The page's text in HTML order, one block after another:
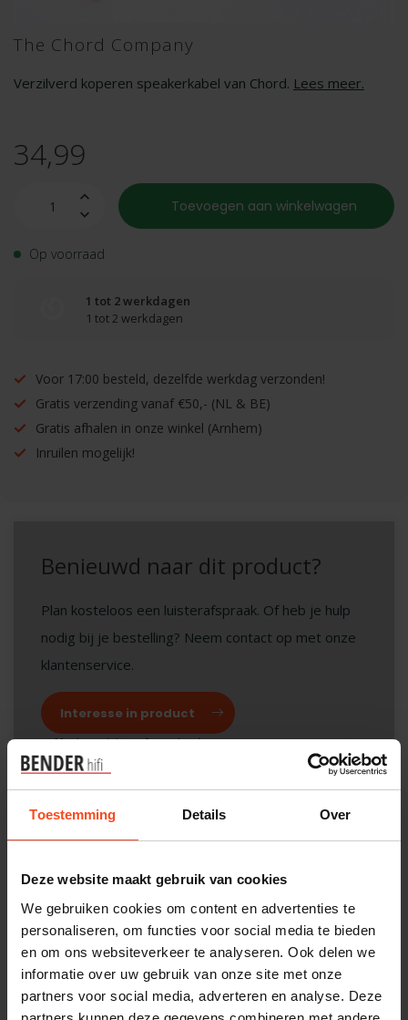
Toestemming Details Over
Deze website maakt gebruik van cookies
We gebruiken cookies om content en advertenties te
personaliseren, om functies voor social media te bieden
en om ons websiteverkeer te analyseren. Ook delen we
informatie over uw gebruik van onze site met onze
partners voor social media, adverteren en analyse. Deze
The Chord Company
Verzilverd koperen speakerkabel van Chord. Lees meer.
34,99
Toevoegen aan winkelwagen
Op voorraad
1 tot 2 werkdagen
1 tot 2 werkdagen
Voor 17:00 besteld, dezelfde werkdag verzonden!
Gratis verzending vanaf €50,- (NL & BE)
Gratis afhalen in onze winkel (Arnhem)
Inruilen mogelijk!
Benieuwd naar dit product?
Plan kosteloos een luisterafspraak. Of heb je hulp
nodig bij je bestelling? Neem contact op met onze
klantenservice.
Interesse in product
Maak een luisterafspraak
Productomschrijving
Reviews
Gerelateerde producten
THE CHORD COMPANY
Chord RumourX